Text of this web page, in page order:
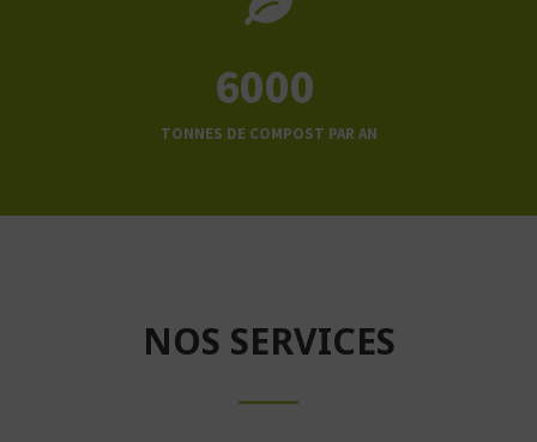
6000
TONNES DE COMPOST PAR AN
NOS SERVICES